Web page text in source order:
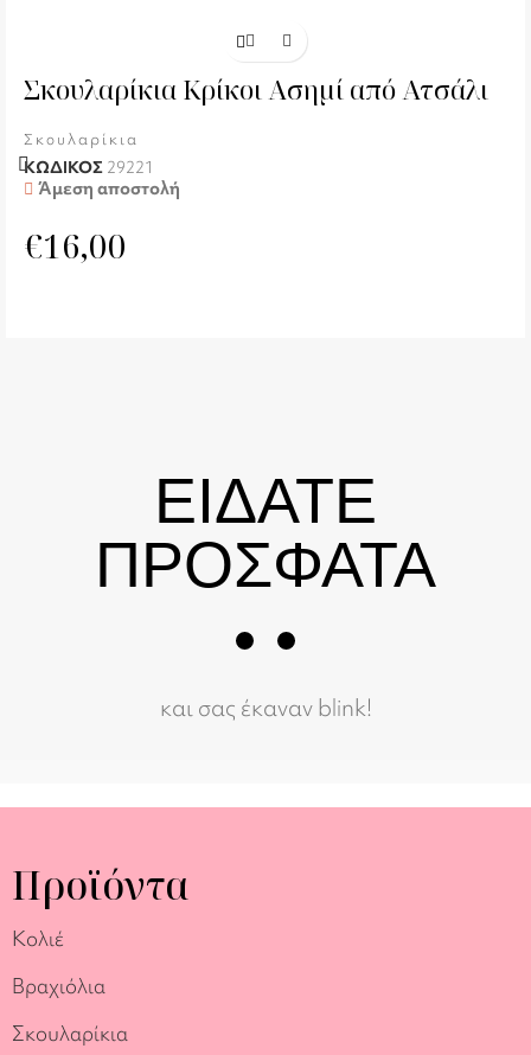
Σκουλαρίκια Κρίκοι Ασημί από Ατσάλι
Σκουλαρίκια
ΚΩΔΙΚΟΣ 29221
Άμεση αποστολή
€16,00
ΕΙΔΑΤΕ
ΠΡΟΣΦΑΤΑ
και σας έκαναν blink!
Προϊόντα
Κολιέ
Βραχιόλια
Σκουλαρίκια